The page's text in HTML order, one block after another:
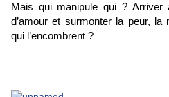
Mais qui manipule qui ?
d’amour et surmonter la peur, la
qui l’encombrent ?